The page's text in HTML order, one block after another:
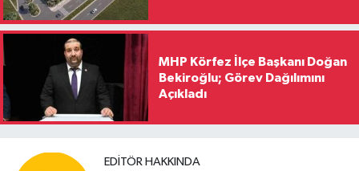
MHP Körfez İlçe Başkanı Doğan
Bekiroğlu; Görev Dağılımını
Açıkladı
EDITÖR HAKKINDA